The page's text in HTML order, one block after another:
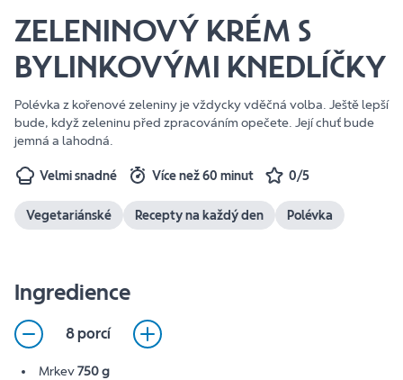
ZELENINOVÝ KRÉM S
BYLINKOVÝMI KNEDLÍČKY
Polévka z kořenové zeleniny je vždycky vděčná volba. Ještě lepší
bude, když zeleninu před zpracováním opečete. Její chuť bude
jemná a lahodná.
Velmi snadné Více než 60 minut 0/5
Vegetariánské Recepty na každý den Polévka
Ingredience
8 porcí
Mrkev750 g